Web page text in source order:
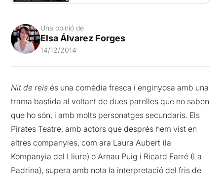
Una opinió de
Elsa Álvarez Forges
14/12/2014
Nit de reis és una comèdia fresca i enginyosa amb una
trama bastida al voltant de dues parelles que no saben
que ho són, i amb molts personatges secundaris. Els
Pirates Teatre, amb actors que després hem vist en
altres companyies, com ara Laura Aubert (la
Kompanyia del Lliure) o Arnau Puig i Ricard Farré (La
Padrina), supera amb nota la interpretació del fris de